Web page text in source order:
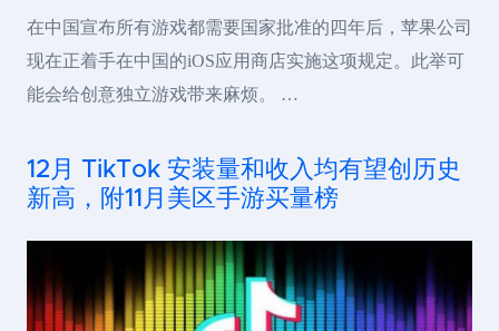
在中国宣布所有游戏都需要国家批准的四年后，苹果公司
现在正着手在中国的iOS应用商店实施这项规定。此举可
能会给创意独立游戏带来麻烦。 …
12月 TikTok 安装量和收入均有望创历史
新高，附11月美区手游买量榜